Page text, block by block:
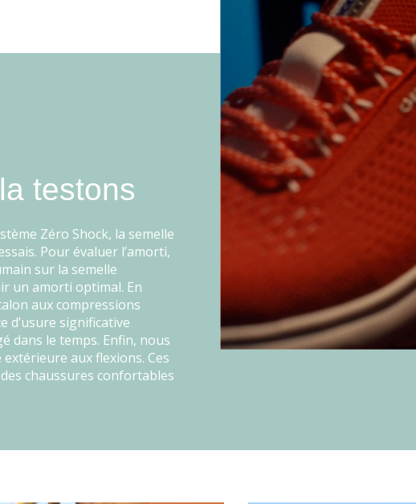
testons
Zéro Shock, la semelle
Pour évaluer l’amorti,
sur la semelle
un amorti optimal. En
aux compressions
d’usure significative
dans le temps. Enfin, nous
aux flexions. Ces
chaussures confortables